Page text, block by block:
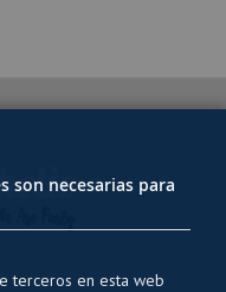
son necesarias para
terceros en esta web